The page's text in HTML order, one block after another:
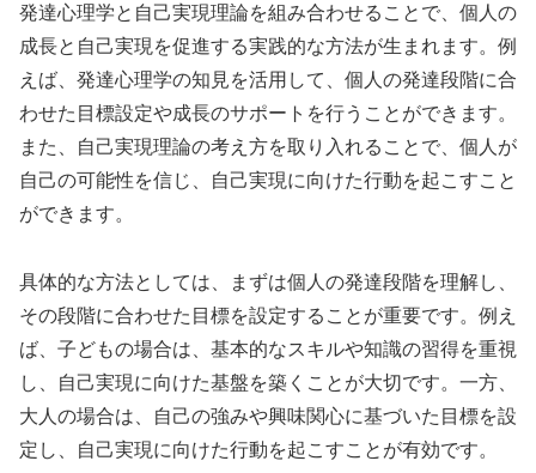
発達心理学と自己実現理論を組み合わせることで、個人の
成長と自己実現を促進する実践的な方法が生まれます。例
えば、発達心理学の知見を活用して、個人の発達段階に合
わせた目標設定や成長のサポートを行うことができます。
また、自己実現理論の考え方を取り入れることで、個人が
自己の可能性を信じ、自己実現に向けた行動を起こすこと
ができます。
具体的な方法としては、まずは個人の発達段階を理解し、
その段階に合わせた目標を設定することが重要です。例え
ば、子どもの場合は、基本的なスキルや知識の習得を重視
し、自己実現に向けた基盤を築くことが大切です。一方、
大人の場合は、自己の強みや興味関心に基づいた目標を設
定し、自己実現に向けた行動を起こすことが有効です。